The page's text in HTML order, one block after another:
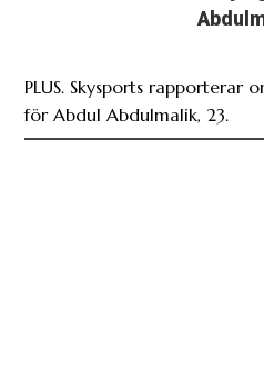
PLUS. Skysports rapporterar
för Abdul Abdulmalik, 23.